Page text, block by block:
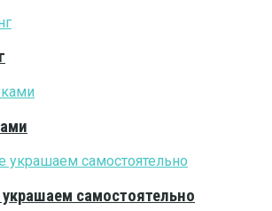
самостоятельно